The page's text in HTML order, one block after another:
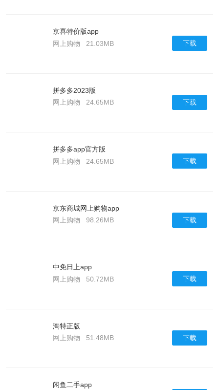
京喜特价版app
网上购物
21.03MB 下载
拼多多2023版
网上购物
24.65MB 下载
拼多多app官方版
网上购物
24.65MB 下载
京东商城网上购物app
网上购物
98.26MB 下载
中免日上app
网上购物
50.72MB 下载
淘特正版
网上购物
51.48MB 下载
闲鱼二手app